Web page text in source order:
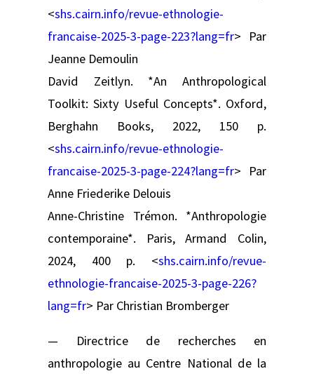
<shs.cairn.info/revue-ethnologie-
francaise-2025-3-page-223?lang=fr> Par
Jeanne Demoulin
David Zeitlyn. *An Anthropological
Toolkit: Sixty Useful Concepts*. Oxford,
Berghahn Books, 2022, 150 p.
<shs.cairn.info/revue-ethnologie-
francaise-2025-3-page-224?lang=fr> Par
Anne Friederike Delouis
Anne-Christine Trémon. *Anthropologie
contemporaine*. Paris, Armand Colin,
2024, 400 p. <shs.cairn.info/revue-
ethnologie-francaise-2025-3-page-226?
lang=fr> Par Christian Bromberger
— Directrice de recherches en
anthropologie au Centre National de la